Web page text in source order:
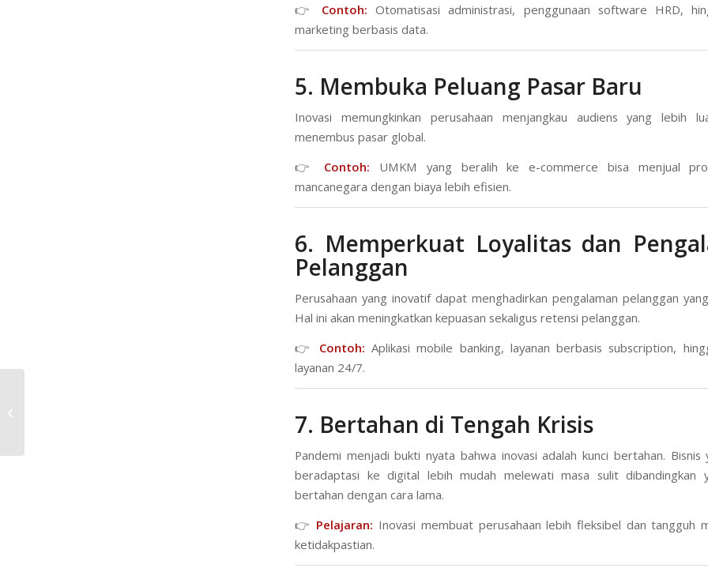
👉 Contoh: Otomatisasi administrasi, penggunaan software HRD,
marketing berbasis data.
5. Membuka Peluang Pasar Baru
Inovasi memungkinkan perusahaan menjangkau audiens yang lebih
menembus pasar global.
👉 Contoh: UMKM yang beralih ke e-commerce bisa menjual
mancanegara dengan biaya lebih efisien.
6. Memperkuat Loyalitas dan
Pelanggan
Perusahaan yang inovatif dapat menghadirkan pengalaman pelanggan
Hal ini akan meningkatkan kepuasan sekaligus retensi pelanggan.
👉 Contoh: Aplikasi mobile banking, layanan berbasis subscription,
layanan 24/7.
7. Bertahan di Tengah Krisis
Pandemi menjadi bukti nyata bahwa inovasi adalah kunci bertahan. Bisnis
beradaptasi ke digital lebih mudah melewati masa sulit dibandingkan
bertahan dengan cara lama.
👉 Pelajaran: Inovasi membuat perusahaan lebih fleksibel dan tangguh
ketidakpastian.